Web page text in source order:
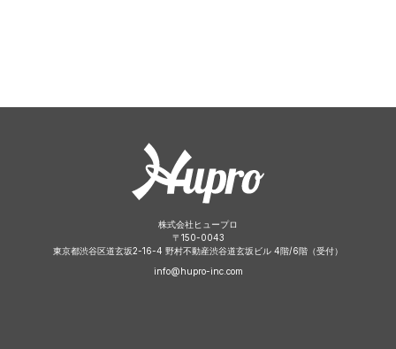
株式会社ヒュープロ
〒 150-0043
東京都渋谷区道玄坂2-16-4 野村不動産渋谷道玄坂ビル 4階/6階（受付）
info@hupro-inc.com